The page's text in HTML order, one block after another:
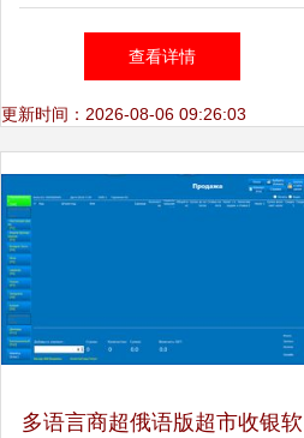
效率，精准管控助您轻松经营
查看详情
更新时间：2026-08-06 09:26:03
多语言商超俄语版超市收银软